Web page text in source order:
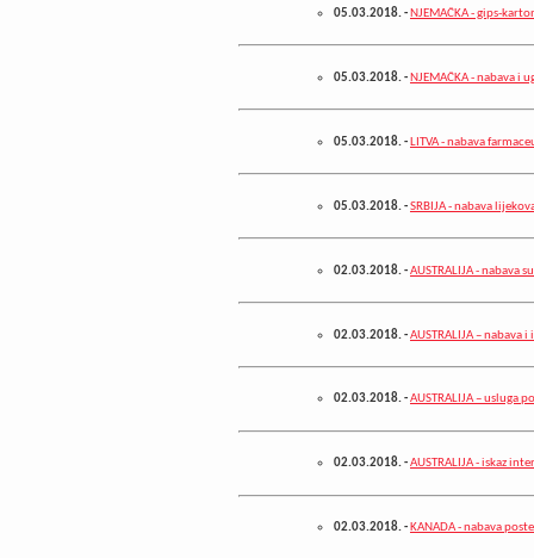
05.03.2018.- NJEMAČKA - gips-
05.03.2018.- NJEMAČKA - nabava i
05.03.2018.- LITVA - nabava
05.03.2018.-SRBIJA - nabava
02.03.2018.-AUSTRALIJA - nabava
02.03.2018.-AUSTRALIJA –
02.03.2018.-AUSTRALIJA – usluga
02.03.2018.-AUSTRALIJA - iskaz
02.03.2018.-KANADA - nabava